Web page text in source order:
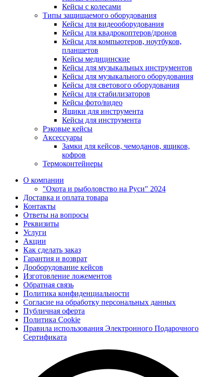
Кейсы с колесами
Типы защищаемого оборудования
Кейсы для видеооборудования
Кейсы для квадрокоптеров/дронов
Кейсы для компьютеров, ноутбуков,
планшетов
Кейсы медицинские
Кейсы для музыкальных инструментов
Кейсы для музыкального оборудования
Кейсы для светового оборудования
Кейсы для стабилизаторов
Кейсы фото/видео
Ящики для инструмента
Кейсы для инструмента
Рэковые кейсы
Аксессуары
Замки для кейсов, чемоданов, ящиков,
кофров
Термоконтейнеры
О компании
"Охота и рыболовство на Руси" 2024
Доставка и оплата товара
Контакты
Ответы на вопросы
Реквизиты
Услуги
Акции
Как сделать заказ
Гарантия и возврат
Дооборудование кейсов
Изготовление ложементов
Обратная связь
Политика конфиденциальности
Согласие на обработку персональных данных
Публичная оферта
Политика Cookie
Правила использования Электронного Подарочного
Сертификата